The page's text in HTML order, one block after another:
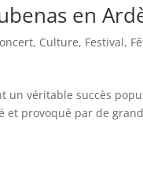
en
, Culture, Festival,
un véritable succès
provoqué par de